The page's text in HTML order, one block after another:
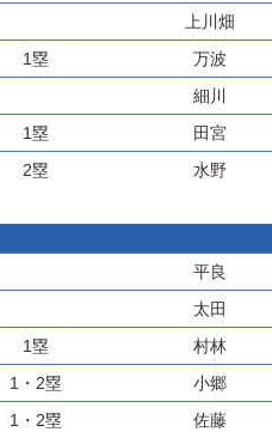
上川畑
1塁 万波
細川
1塁 田宮
2塁 水野
平良
太田
1塁 村林
1・2塁 小郷
1・2塁 佐藤